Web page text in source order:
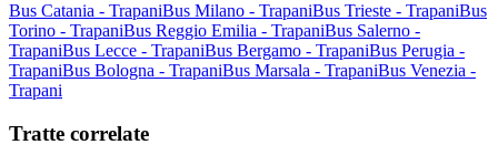
Bus Catania - TrapaniBus Milano - TrapaniBus Trieste - TrapaniBus
Torino - TrapaniBus Reggio Emilia - TrapaniBus Salerno -
TrapaniBus Lecce - TrapaniBus Bergamo - TrapaniBus Perugia -
TrapaniBus Bologna - TrapaniBus Marsala - TrapaniBus Venezia -
Trapani
Tratte correlate